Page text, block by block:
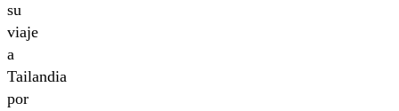
su
viaje
a
Tailandia
por